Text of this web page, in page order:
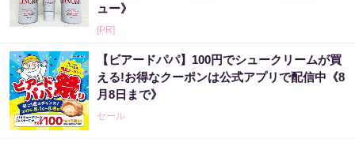
ュー》
[PR]
【ビアードパパ】100円でシュークリームが買
える!お得なクーポンは公式アプリで配信中《8
月8日まで》
セール